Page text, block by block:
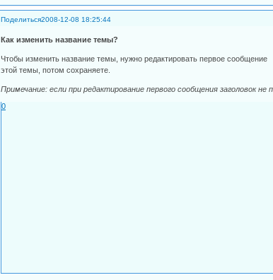
Поделиться2008-12-08 18:25:44
Как изменить название темы?
Чтобы изменить название темы, нужно редактировать первое сообщение
этой темы, потом сохраняете.
Примечание: если при редактирование первого сообщения заголовок
0